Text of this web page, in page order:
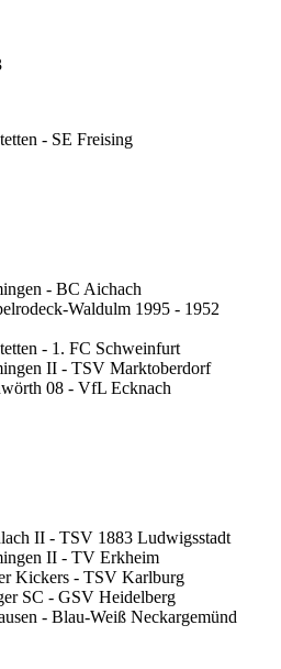
- SE Freising
- BC Aichach
Waldulm 1995 - 1952
- 1. FC Schweinfurt
II - TSV Marktoberdorf
08 - VfL Ecknach
II - TSV 1883 Ludwigsstadt
II - TV Erkheim
Kickers - TSV Karlburg
SC - GSV Heidelberg
- Blau-Weiß Neckargemünd